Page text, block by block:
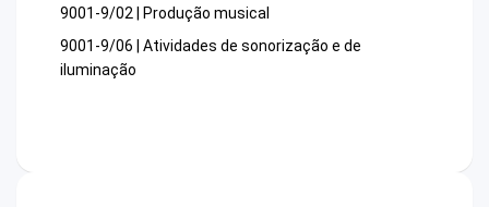
9001-9/02 | Produção musical
9001-9/06 | Atividades de sonorização e de
iluminação